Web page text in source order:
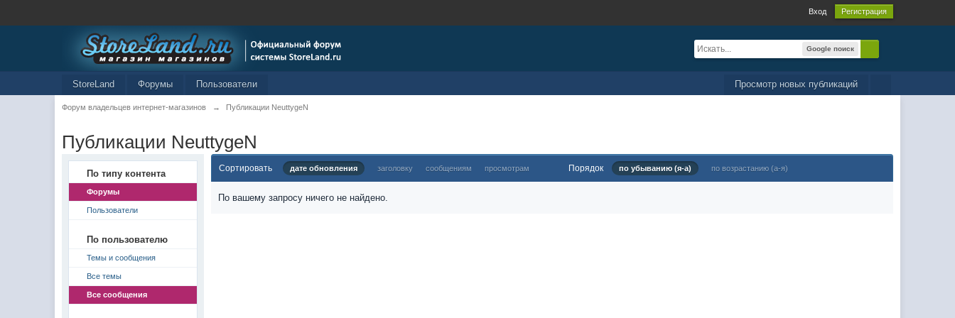
Вход Регистрация
Google поиск
Просмотр новых публикаций
StoreLand Форумы Пользователи
Форум владельцев интернет-магазинов → Публикации NeuttygeN
Публикации NeuttygeN
По типу контента
Форумы
Пользователи
По пользователю
Темы и сообщения
Все темы
Все сообщения
Сортировать дате обновления заголовку сообщениям просмотрам Порядок по убыванию (я-а) по возрастанию (а-я)
По вашему запросу ничего не найдено.